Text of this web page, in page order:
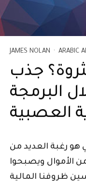
JAMES NOLAN · ARABIC
جذب
البرمجة
العصبية
هو رغبة العديد من
الأموال ويصبحوا